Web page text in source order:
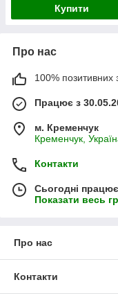
Купити
Про нас
100% позитивних з
Працює з
м. Кременчук
Кременчук,
Контакти
Сьогодні
Показати весь
Про нас
Контакти